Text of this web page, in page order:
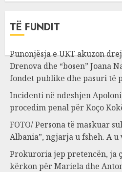
TË FUNDIT
Punonjësja e UKT akuzon
Drenova dhe “bosen” Joana
fondet publike dhe pasuri të
Incidenti në ndeshjen
procedim penal për Koço
FOTO/ Persona të maskuar
Albania”, ngjarja u fsheh. A
Prokuroria jep pretencën, ja
kërkon për Mariela dhe